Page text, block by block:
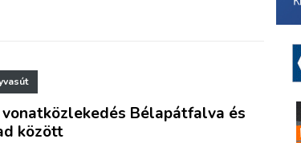
Bélapátfalva és
között